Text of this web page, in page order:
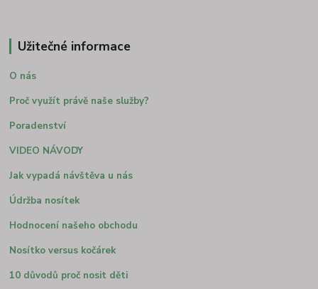
Užitečné informace
O nás
Proč využít právě naše služby?
Poradenství
VIDEO NÁVODY
Jak vypadá návštěva u nás
Údržba nosítek
Hodnocení našeho obchodu
Nosítko versus kočárek
10 důvodů proč nosit děti